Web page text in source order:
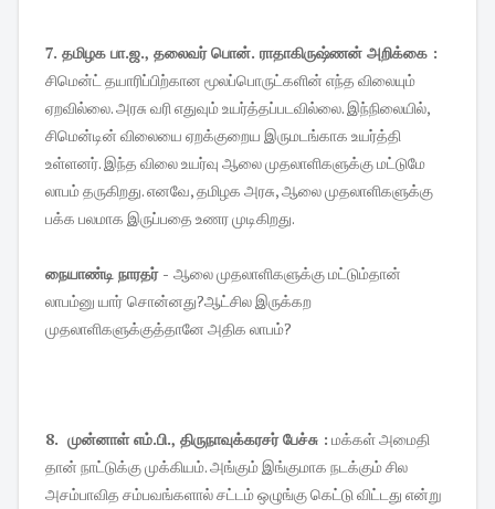
7. தமிழக பா.ஜ., தலைவர் பொன். ராதாகிருஷ்ணன் அறிக்கை :
சிமென்ட் தயாரிப்பிற்கான மூலப்பொருட்களின் எந்த விலையும்
ஏறவில்லை. அரசு வரி எதுவும் உயர்த்தப்படவில்லை. இந்நிலையில்,
சிமென்டின் விலையை ஏறக்குறைய இருமடங்காக உயர்த்தி
உள்ளனர். இந்த விலை உயர்வு ஆலை முதலாளிகளுக்கு மட்டுமே
லாபம் தருகிறது. எனவே, தமிழக அரசு, ஆலை முதலாளிகளுக்கு
பக்க பலமாக இருப்பதை உணர முடிகிறது.
நையாண்டி நாரதர் - ஆலை முதலாளிகளுக்கு மட்டும்தான்
லாபம்னு யார் சொன்னது?ஆட்சில இருக்கற
முதலாளிகளுக்குத்தானே அதிக லாபம்?
8. முன்னாள் எம்.பி., திருநாவுக்கரசர் பேச்சு : மக்கள் அமைதி
தான் நாட்டுக்கு முக்கியம். அங்கும் இங்குமாக நடக்கும் சில
அசம்பாவித சம்பவங்களால் சட்டம் ஒழுங்கு கெட்டு விட்டது என்று